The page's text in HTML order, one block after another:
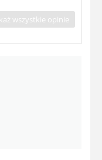
wszystkie opinie